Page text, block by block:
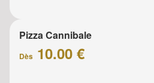
Pizza Cannibale
Dès 10.00 €